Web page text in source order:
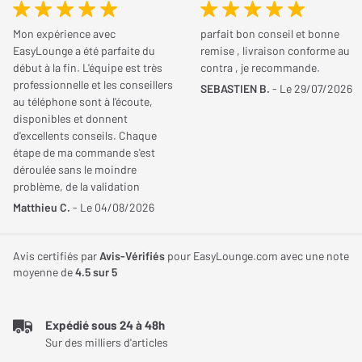
de puissance et de style dans un format compact et robuste.
Pensée pour accompagner vos déplacements en toute
simplicité, elle conjugue qualité sonore, finitions haut de gamme
et grande autonomie. Avec sa certification IP67, son design
raffiné et son Bluetooth multipoint compatible aptX Adaptive, elle
s’impose comme l’une des enceintes nomades les plus complètes
du marché.
Un format nomade pensé pour l’extérieur
Avec seulement 13 cm de diamètre et 576 g sur la balance, la
valise. Elle est idéale pour les escapades à la plage, en randonnée
ou à la maison. Son format rond, sa structure en aluminium
sophistication. Certifiée IP67, elle résiste à l’eau, à la poussière et
même à une immersion temporaire.
Réponse en fréquence
Max.
20 kHz
Réponse en fréquence
Min.
54 Hz
Fonctionnalités
Transmission
Codecs Bluetooth
supplémentaire
Vous possédez cet article ? Vous l'avez déjà essayé ? Donnez
votre avis et aidez les autres internautes à bien choisir.
JE DONNE MON AVIS
Mon expérience avec
EasyLounge a été parfaite du
début à la fin. L'équipe est très
professionnelle et les conseillers
au téléphone sont à l'écoute,
disponibles et donnent
d'excellents conseils. Chaque
étape de ma commande s'est
déroulée sans le moindre
problème, de la validation
jusqu'à la livraison. Je
service et son sérieux.
Matthieu C. - Le 04/08/2026
parfait bon conseil et bonne
remise , livraison conforme au
contra , je recommande.
SEBASTIEN B. - Le 29/07/2026
Avis certifiés parAvis-Vérifiés pour EasyLounge.com avec une note
moyenne de4.5sur 5
Expédié sous 24 à 48h
Sur des milliers d'articles